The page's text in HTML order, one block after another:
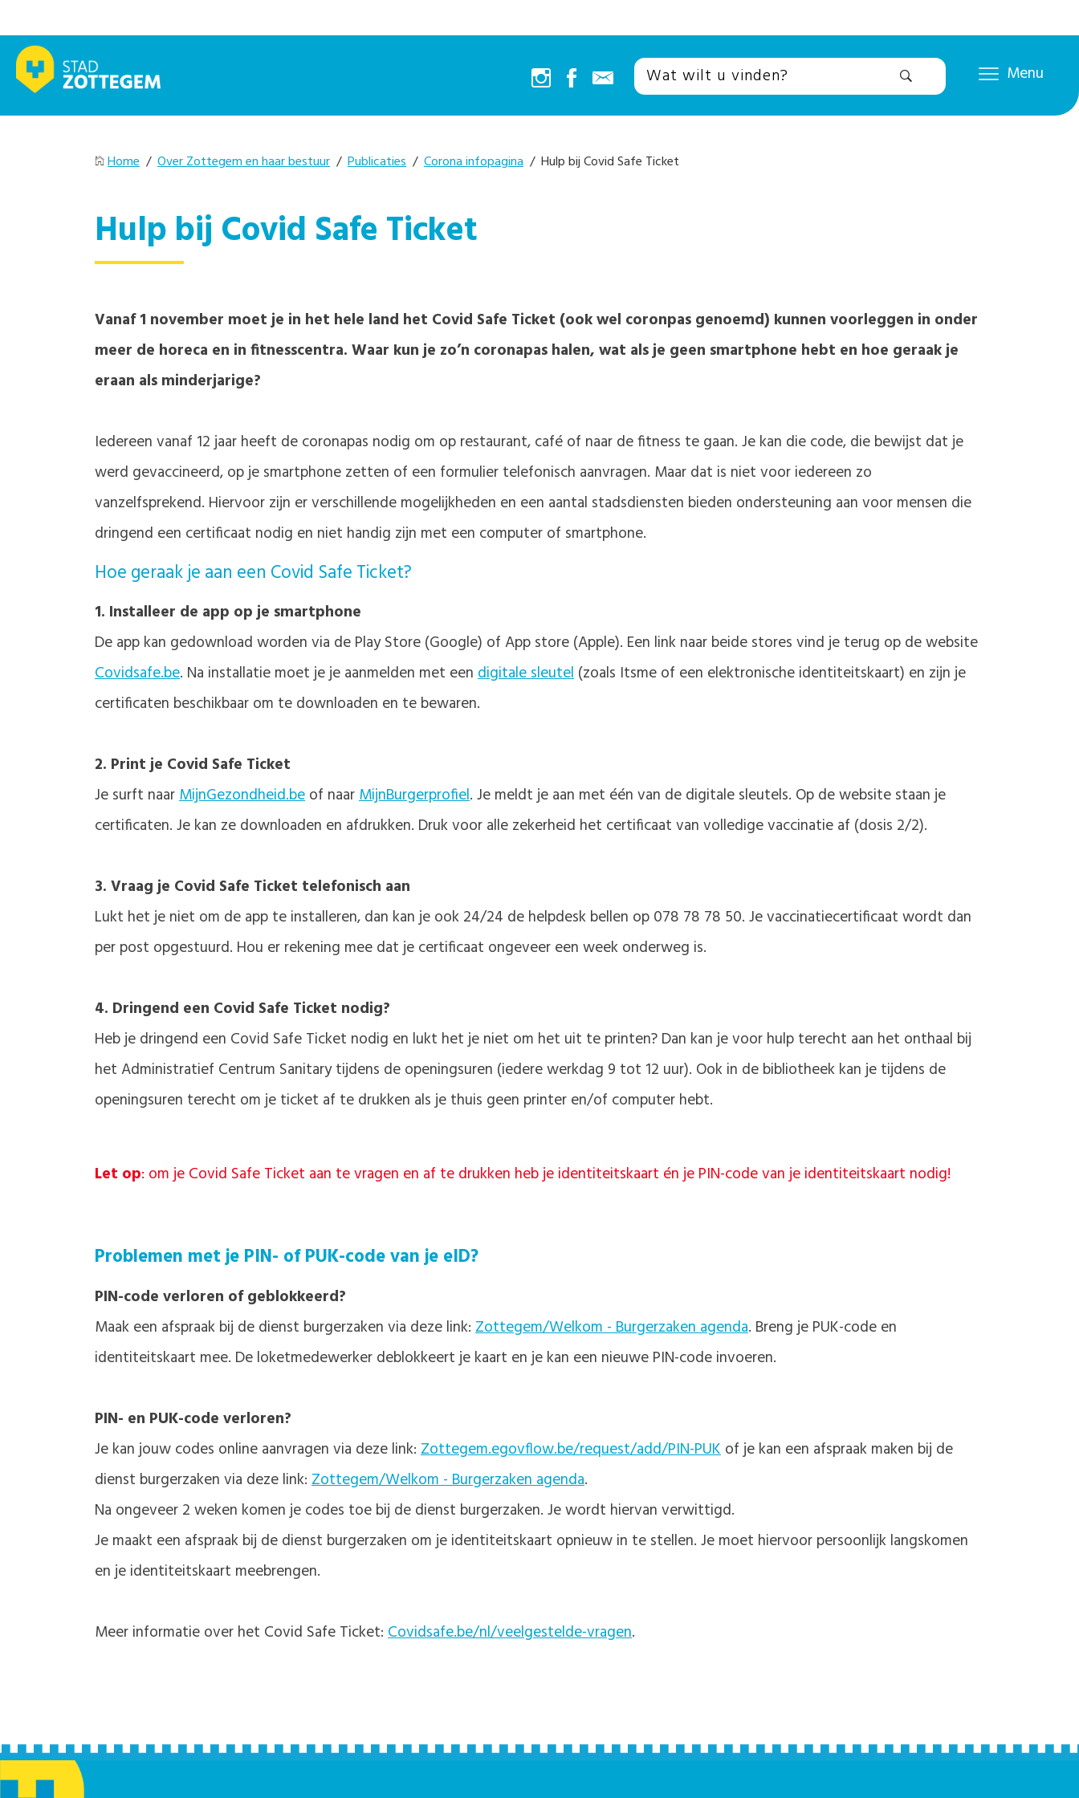
Menu
Home / Over Zottegem en haar bestuur / Publicaties / Corona infopagina / Hulp bij Covid Safe Ticket
Hulp bij Covid Safe Ticket
Vanaf 1 november moet je in het hele land het Covid Safe Ticket (ook wel coronpas genoemd) kunnen voorleggen in onder
meer de horeca en in fitnesscentra. Waar kun je zo’n coronapas halen, wat als je geen smartphone hebt en hoe geraak je
eraan als minderjarige?
Iedereen vanaf 12 jaar heeft de coronapas nodig om op restaurant, café of naar de fitness te gaan. Je kan die code, die bewijst dat je
werd gevaccineerd, op je smartphone zetten of een formulier telefonisch aanvragen. Maar dat is niet voor iedereen zo
vanzelfsprekend. Hiervoor zijn er verschillende mogelijkheden en een aantal stadsdiensten bieden ondersteuning aan voor mensen die
dringend een certificaat nodig en niet handig zijn met een computer of smartphone.
Hoe geraak je aan een Covid Safe Ticket?
1. Installeer de app op je smartphone
De app kan gedownload worden via de Play Store (Google) of App store (Apple). Een link naar beide stores vind je terug op de website
Covidsafe.be. Na installatie moet je je aanmelden met een digitale sleutel (zoals Itsme of een elektronische identiteitskaart) en zijn je
certificaten beschikbaar om te downloaden en te bewaren.
2. Print je Covid Safe Ticket
Je surft naarMijnGezondheid.be of naarMijnBurgerprofiel. Je meldt je aan met één van de digitale sleutels. Op de website staan je
certificaten. Je kan ze downloaden en afdrukken. Druk voor alle zekerheid het certificaat van volledige vaccinatie af (dosis 2/2).
3. Vraag je Covid Safe Ticket telefonisch aan
Lukt het je niet om de app te installeren, dan kan je ook 24/24 de helpdesk bellen op 078 78 78 50. Je vaccinatiecertificaat wordt dan
per post opgestuurd. Hou er rekening mee dat je certificaat ongeveer een week onderweg is.
4. Dringend een Covid Safe Ticket nodig?
Heb je dringend een Covid Safe Ticket nodig en lukt het je niet om het uit te printen? Dan kan je voor hulp terecht aan het onthaal bij
het Administratief Centrum Sanitary tijdens de openingsuren (iedere werkdag 9 tot 12 uur). Ook in de bibliotheek kan je tijdens de
openingsuren terecht om je ticket af te drukken als je thuis geen printer en/of computer hebt.
Let op: om je Covid Safe Ticket aan te vragen en af te drukken heb je identiteitskaart én je PIN-code van je identiteitskaart nodig!
Problemen met je PIN- of PUK-code van je eID?
PIN-code verloren of geblokkeerd?
Maak een afspraak bij de dienst burgerzaken via deze link: Zottegem/Welkom - Burgerzaken agenda. Breng je PUK-code en
identiteitskaart mee. De loketmedewerker deblokkeert je kaart en je kan een nieuwe PIN-code invoeren.
PIN- en PUK-code verloren?
Je kan jouw codes online aanvragen via deze link: Zottegem.egovflow.be/request/add/PIN-PUK of je kan een afspraak maken bij de
dienst burgerzaken via deze link: Zottegem/Welkom - Burgerzaken agenda.
Na ongeveer 2 weken komen je codes toe bij de dienst burgerzaken. Je wordt hiervan verwittigd.
Je maakt een afspraak bij de dienst burgerzaken om je identiteitskaart opnieuw in te stellen. Je moet hiervoor persoonlijk langskomen
en je identiteitskaart meebrengen.
Meer informatie over het Covid Safe Ticket: Covidsafe.be/nl/veelgestelde-vragen.